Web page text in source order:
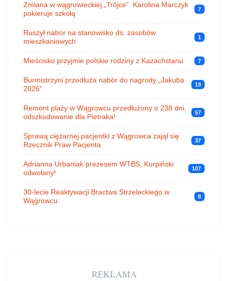
Zmiana w wągrowieckiej „Trójce”. Karolina Marczyk
pokieruje szkołą
7
Ruszył nabór na stanowisko ds. zasobów
mieszkaniowych
1
Mieścisko przyjmie polskie rodziny z Kazachstanu 7
Burmistrzyni przedłuża nabór do nagrody „Jakuba
2026”
19
Remont plaży w Wągrowcu przedłużony o 238 dni,
odszkodowanie dla Pietraka!
57
Sprawą ciężarnej pacjentki z Wągrowca zajął się
Rzecznik Praw Pacjenta
37
Adrianna Urbaniak prezesem WTBS, Kurpiński
odwołany!
107
30-lecie Reaktywacji Bractwa Strzeleckiego w
Wągrowcu
8
REKLAMA